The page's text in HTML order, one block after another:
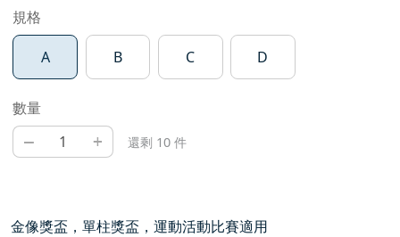
規格
A B C D
數量
– + 還剩 10 件
金像獎盃，單柱獎盃，運動活動比賽適用